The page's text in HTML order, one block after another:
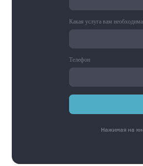
Какая услуга вам
Телефон
Нажимая на